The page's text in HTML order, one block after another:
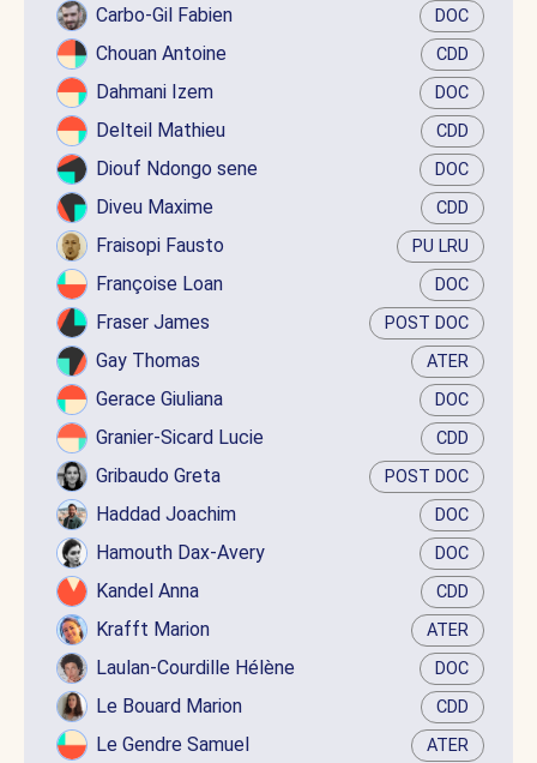
Carbo-Gil Fabien DOC
Chouan Antoine CDD
Dahmani Izem DOC
Delteil Mathieu CDD
Diouf Ndongo sene DOC
Diveu Maxime CDD
Fraisopi Fausto PU LRU
Françoise Loan DOC
Fraser James POST DOC
Gay Thomas ATER
Gerace Giuliana DOC
Granier-Sicard Lucie CDD
Gribaudo Greta POST DOC
Haddad Joachim DOC
Hamouth Dax-Avery DOC
Kandel Anna CDD
Krafft Marion ATER
Laulan-Courdille Hélène DOC
Le Bouard Marion CDD
Le Gendre Samuel ATER